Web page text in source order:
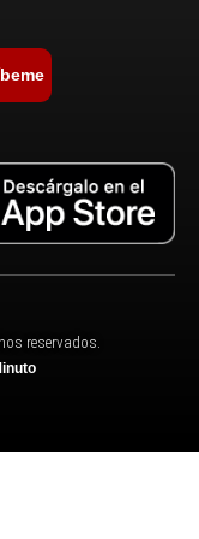
reservados.